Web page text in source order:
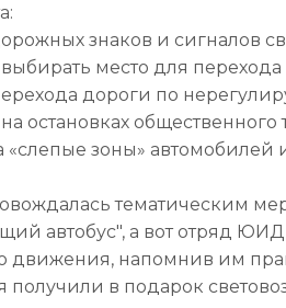
знаков и сигналов
место для перехода
дороги по
остановках общественного
зоны»
тематическим
автобус", а вот отряд
движения, напомнив им
получили в подарок